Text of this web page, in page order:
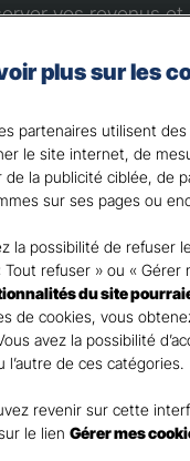
vos revenus
vie et celui de
la solution.
votre disposition
plus sur les
partenaires utilisent
le site internet, de
de la publicité ciblée, de
sur ses pages ou
la possibilité de refuser
Tout refuser » ou « Gérer
du site
de cookies, vous
avez la possibilité
l’autre de ces catégories.
revenir sur cette
le lien Gérer mes